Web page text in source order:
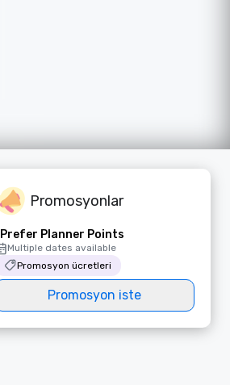
Promosyonlar
I Prefer Planner Points
Multiple dates available
Promosyon ücretleri
Promosyon iste